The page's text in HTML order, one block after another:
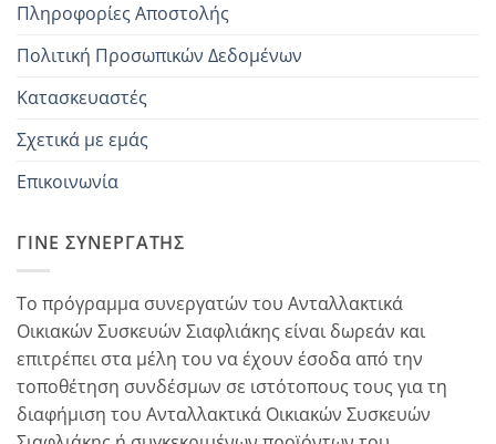
Πληροφορίες Αποστολής
Πολιτική Προσωπικών Δεδομένων
Κατασκευαστές
Σχετικά με εμάς
Επικοινωνία
ΓΊΝΕ ΣΥΝΕΡΓΆΤΗΣ
Το πρόγραμμα συνεργατών του Ανταλλακτικά
Οικιακών Συσκευών Σιαφλιάκης είναι δωρεάν και
επιτρέπει στα μέλη του να έχουν έσοδα από την
τοποθέτηση συνδέσμων σε ιστότοπους τους για τη
διαφήμιση του Ανταλλακτικά Οικιακών Συσκευών